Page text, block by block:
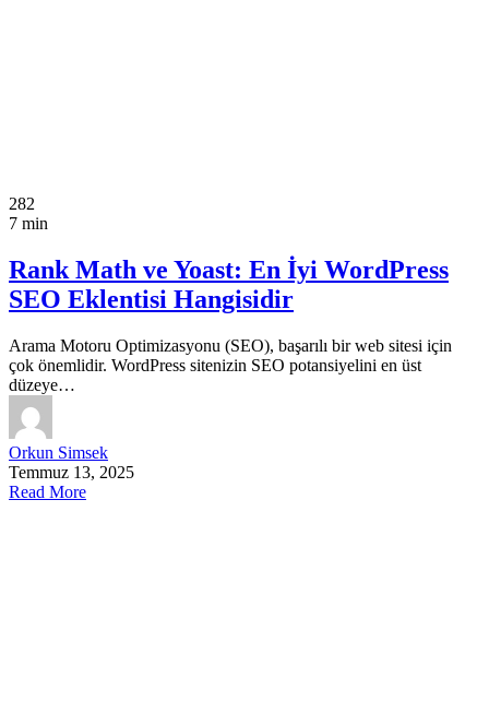
282
7 min
Rank Math ve Yoast: En İyi WordPress
SEO Eklentisi Hangisidir
Arama Motoru Optimizasyonu (SEO), başarılı bir web sitesi için
çok önemlidir. WordPress sitenizin SEO potansiyelini en üst
düzeye…
Orkun Simsek
Temmuz 13, 2025
Read More